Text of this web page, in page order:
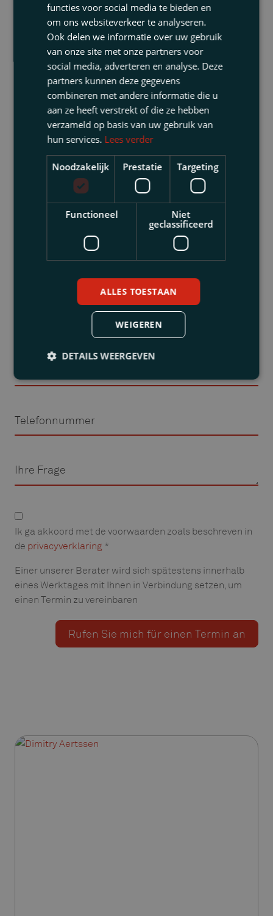
championships.'
- Michael Jordan
Unverbindliches Kennenlernen?
Gerne besprechen wir Ihre persönliche Situation bei
einem unverbindlichen Kennenlernen mit einem für Sie
relevanten Spezialisten
Vorname
Mail
Privacyverklaring
Ik ga akkoord met de voorwaarden zoals beschreven in
de privacyverklaring *
Einer unserer Berater wird sich spätestens innerhalb
eines Werktages mit Ihnen in Verbindung setzen, um
einen Termin zu vereinbaren
functies voor social media te bieden en
om ons websiteverkeer te analyseren.
Ook delen we informatie over uw gebruik
van onze site met onze partners voor
social media, adverteren en analyse. Deze
partners kunnen deze gegevens
combineren met andere informatie die u
aan ze heeft verstrekt of die ze hebben
verzameld op basis van uw gebruik van
hun services. Lees verder
Noodzakelijk Prestatie Targeting
Functioneel
Niet
geclassificeerd
ALLES TOESTAAN
WEIGEREN
DETAILS WEERGEVEN